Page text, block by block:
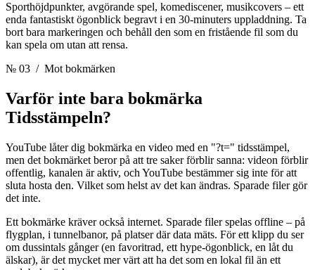
Sporthöjdpunkter, avgörande spel, komediscener, musikcovers – ett
enda fantastiskt ögonblick begravt i en 30-minuters uppladdning. Ta
bort bara markeringen och behåll den som en fristående fil som du
kan spela om utan att rensa.
№ 03 / Mot bokmärken
Varför inte bara bokmärka
Tidsstämpeln?
YouTube låter dig bokmärka en video med en "?t=" tidsstämpel,
men det bokmärket beror på att tre saker förblir sanna: videon förblir
offentlig, kanalen är aktiv, och YouTube bestämmer sig inte för att
sluta hosta den. Vilket som helst av det kan ändras. Sparade filer gör
det inte.
Ett bokmärke kräver också internet. Sparade filer spelas offline – på
flygplan, i tunnelbanor, på platser där data mäts. För ett klipp du ser
om dussintals gånger (en favoritrad, ett hype-ögonblick, en låt du
älskar), är det mycket mer värt att ha det som en lokal fil än ett